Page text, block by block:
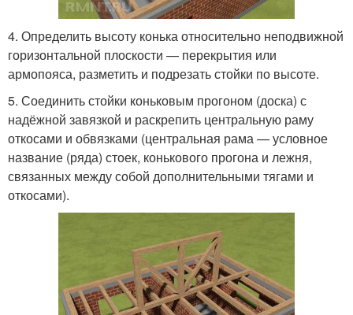
4. Определить высоту конька относительно неподвижной
горизонтальной плоскости — перекрытия или
армопояса, разметить и подрезать стойки по высоте.
5. Соединить стойки коньковым прогоном (доска) с
надёжной завязкой и раскрепить центральную раму
откосами и обвязками (центральная рама — условное
название (ряда) стоек, конькового прогона и лежня,
связанных между собой дополнительными тягами и
откосами).